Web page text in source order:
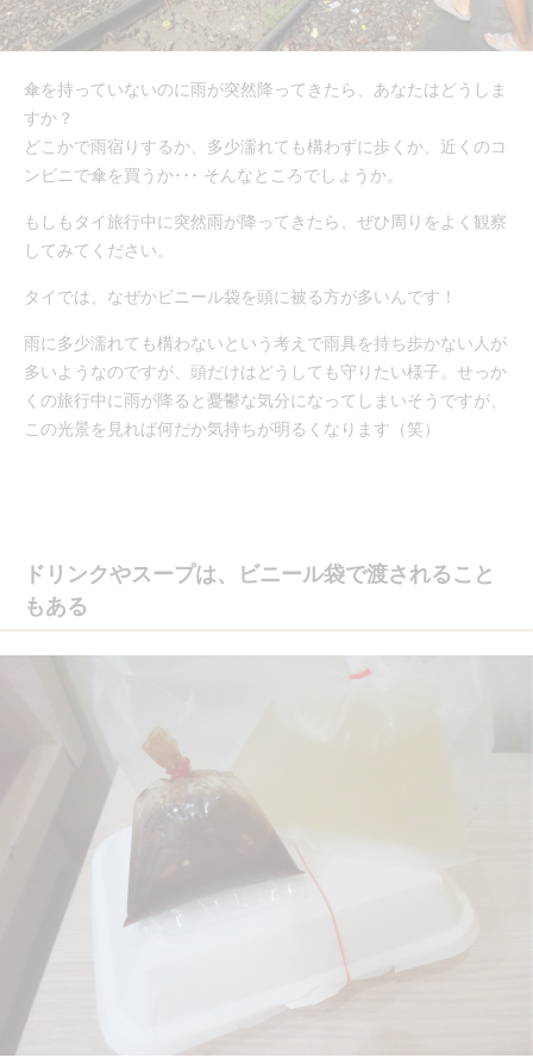
傘を持っていないのに雨が突然降ってきたら、あなたはどうしま
すか？
どこかで雨宿りするか、多少濡れても構わずに歩くか、近くのコ
ンビニで傘を買うか･･･ そんなところでしょうか。
もしもタイ旅行中に突然雨が降ってきたら、ぜひ周りをよく観察
してみてください。
タイでは、なぜかビニール袋を頭に被る方が多いんです！
雨に多少濡れても構わないという考えで雨具を持ち歩かない人が
多いようなのですが、頭だけはどうしても守りたい様子。せっか
くの旅行中に雨が降ると憂鬱な気分になってしまいそうですが、
この光景を見れば何だか気持ちが明るくなります（笑）
ドリンクやスープは、ビニール袋で渡されること
もある